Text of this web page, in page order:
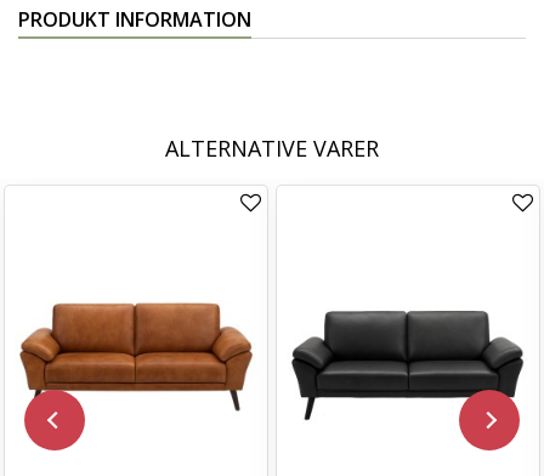
PRODUKT INFORMATION
ALTERNATIVE VARER